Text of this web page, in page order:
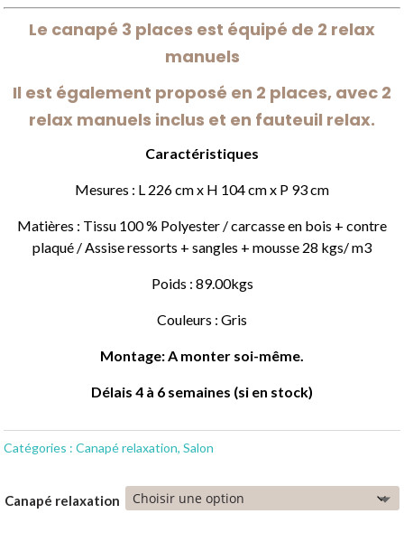
Le canapé 3 places est équipé de 2 relax
manuels
Il est également proposé en 2 places, avec 2
relax manuels inclus et en fauteuil relax.
Caractéristiques
Mesures : L 226 cm x H 104 cm x P 93 cm
Matières : Tissu 100 % Polyester / carcasse en bois + contre
plaqué / Assise ressorts + sangles + mousse 28 kgs/ m3
Poids : 89.00kgs
Couleurs : Gris
Montage: A monter soi-même.
Délais 4 à 6 semaines (si en stock)
Catégories :Canapé relaxation,Salon
Canapé relaxation